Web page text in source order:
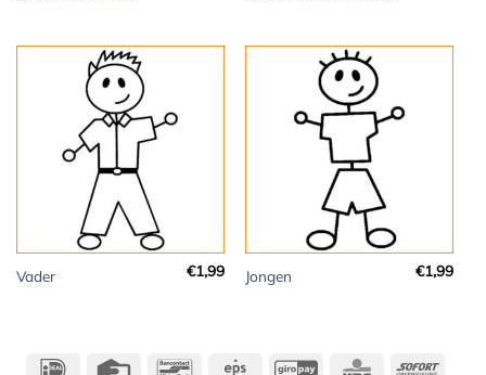
Vader €1,99 Jongen €1,99
IDeal Credit Bancontact
Eps GiroPay KBC Sofort